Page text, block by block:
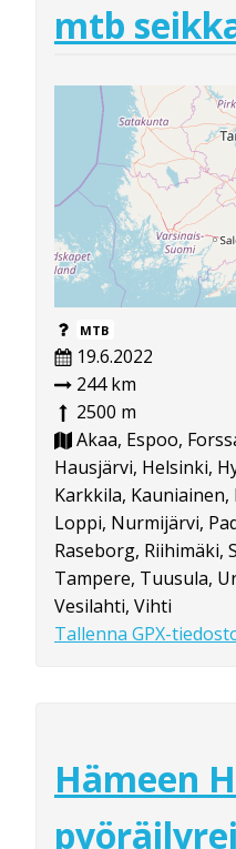
mtb
MTB
19.6.2022
244 km
2500 m
Akaa, Espoo,
Hausjärvi, Helsinki,
Karkkila,
Loppi, Nurmijärvi,
Raseborg, Riihimäki,
Tampere, Tuusula,
Vesilahti, Vihti
Tallenna GPX-
Hämeen